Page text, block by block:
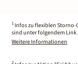
1 Infos zu flexiblen
sind unter folgendem
Weitere Informationen